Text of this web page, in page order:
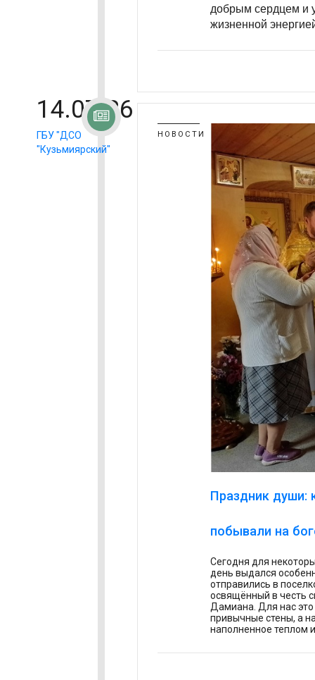
добрым сердцем и
жизненной
14.07.26
ГБУ "ДСО
"Кузьмиярский"
Праздник души:
побывали на
Сегодня для
день выдался
отправились в
освящённый в честь
Дамиана. Для нас
привычные стены, а
наполненное теплом
НОВОСТИ